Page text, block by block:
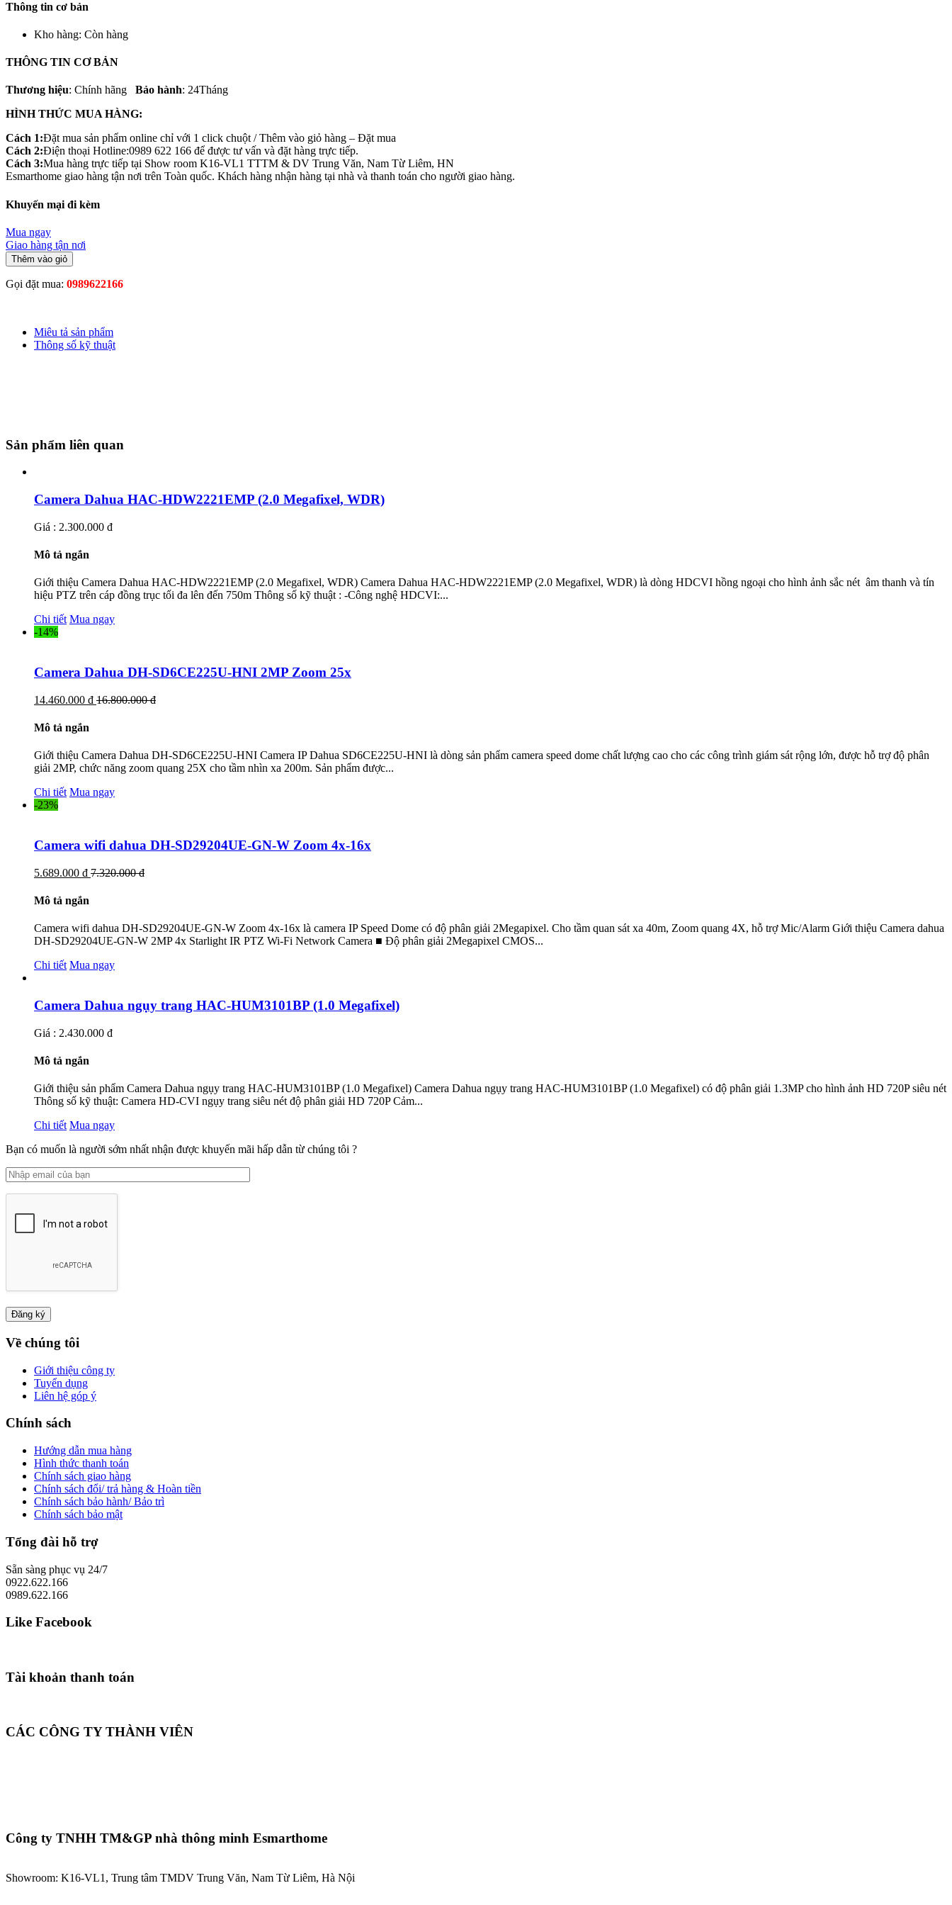
Thông tin cơ bản
Kho hàng: Còn hàng
THÔNG TIN CƠ BẢN
Thương hiệu: Chính hãng Bảo hành: 24Tháng
HÌNH THỨC MUA HÀNG:
Cách 1:Đặt mua sản phẩm online chỉ với 1 click chuột / Thêm vào giỏ hàng – Đặt mua
Cách 2:Điện thoại Hotline:0989 622 166 để được tư vấn và đặt hàng trực tiếp.
Cách 3:Mua hàng trực tiếp tại Show room K16-VL1 TTTM & DV Trung Văn, Nam Từ Liêm, HN
Esmarthome giao hàng tận nơi trên Toàn quốc. Khách hàng nhận hàng tại nhà và thanh toán cho người giao hàng.
Khuyến mại đi kèm
Mua ngay
Giao hàng tận nơi
Thêm vào giỏ
Gọi đặt mua: 0989622166
Miêu tả sản phẩm
Thông số kỹ thuật
Sản phẩm liên quan
Camera Dahua HAC-HDW2221EMP (2.0 Megafixel, WDR)
Giá : 2.300.000 đ
Mô tả ngắn
Giới thiệu Camera Dahua HAC-HDW2221EMP (2.0 Megafixel, WDR) Camera Dahua HAC-HDW2221EMP (2.0 Megafixel, WDR) là dòng HDCVI hồng ngoại cho hình ảnh sắc nét âm thanh và tín
hiệu PTZ trên cáp đồng trục tối đa lên đến 750m Thông số kỹ thuật : -Công nghệ HDCVI:...
Chi tiết Mua ngay
-14%
Camera Dahua DH-SD6CE225U-HNI 2MP Zoom 25x
14.460.000 đ 16.800.000 đ
Mô tả ngắn
Giới thiệu Camera Dahua DH-SD6CE225U-HNI Camera IP Dahua SD6CE225U-HNI là dòng sản phẩm camera speed dome chất lượng cao cho các công trình giám sát rộng lớn, được hỗ trợ độ phân
giải 2MP, chức năng zoom quang 25X cho tầm nhìn xa 200m. Sản phẩm được...
Chi tiết Mua ngay
-23%
Camera wifi dahua DH-SD29204UE-GN-W Zoom 4x-16x
5.689.000 đ 7.320.000 đ
Mô tả ngắn
Camera wifi dahua DH-SD29204UE-GN-W Zoom 4x-16x là camera IP Speed Dome có độ phân giải 2Megapixel. Cho tầm quan sát xa 40m, Zoom quang 4X, hỗ trợ Mic/Alarm Giới thiệu Camera dahua
DH-SD29204UE-GN-W 2MP 4x Starlight IR PTZ Wi-Fi Network Camera ■ Độ phân giải 2Megapixel CMOS...
Chi tiết Mua ngay
Camera Dahua ngụy trang HAC-HUM3101BP (1.0 Megafixel)
Giá : 2.430.000 đ
Mô tả ngắn
Giới thiệu sản phẩm Camera Dahua ngụy trang HAC-HUM3101BP (1.0 Megafixel) Camera Dahua ngụy trang HAC-HUM3101BP (1.0 Megafixel) có độ phân giải 1.3MP cho hình ảnh HD 720P siêu nét
Thông số kỹ thuật: Camera HD-CVI ngụy trang siêu nét độ phân giải HD 720P Cảm...
Chi tiết Mua ngay
Bạn có muốn là người sớm nhất nhận được khuyến mãi hấp dẫn từ chúng tôi ?
Về chúng tôi
Giới thiệu công ty
Tuyển dụng
Liên hệ góp ý
Chính sách
Hướng dẫn mua hàng
Hình thức thanh toán
Chính sách giao hàng
Chính sách đổi/ trả hàng & Hoàn tiền
Chính sách bảo hành/ Bảo trì
Chính sách bảo mật
Tổng đài hỗ trợ
Sẵn sàng phục vụ 24/7
0922.622.166
0989.622.166
Like Facebook
Tài khoản thanh toán
CÁC CÔNG TY THÀNH VIÊN
Công ty TNHH TM&GP nhà thông minh Esmarthome
Showroom: K16-VL1, Trung tâm TMDV Trung Văn, Nam Từ Liêm, Hà Nội